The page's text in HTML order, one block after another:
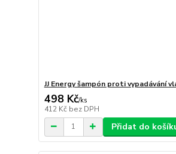
JJ Energy šampón proti vypadávání
498 Kč/ks
412 Kč bez DPH
Přidat do